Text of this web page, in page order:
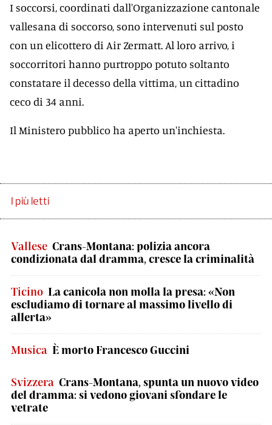
I soccorsi, coordinati dall'Organizzazione cantonale
vallesana di soccorso, sono intervenuti sul posto
con un elicottero di Air Zermatt. Al loro arrivo, i
soccorritori hanno purtroppo potuto soltanto
constatare il decesso della vittima, un cittadino
ceco di 34 anni.
Il Ministero pubblico ha aperto un'inchiesta.
I più letti
Vallese Crans-Montana: polizia ancora
condizionata dal dramma, cresce la criminalità
Ticino La canicola non molla la presa: «Non
escludiamo di tornare al massimo livello di
allerta»
Musica È morto Francesco Guccini
Svizzera Crans-Montana, spunta un nuovo video
del dramma: si vedono giovani sfondare le
vetrate